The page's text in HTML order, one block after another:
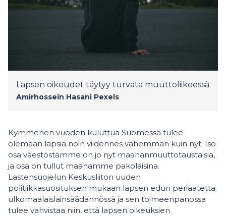
Lapsen oikeudet täytyy turvata muuttoliikeessä
Amirhossein Hasani Pexels
Kymmenen vuoden kuluttua Suomessa tulee
olemaan lapsia noin viidennes vähemmän kuin nyt. Iso
osa väestöstämme on jo nyt maahanmuuttotaustaisia,
ja osa on tullut maahamme pakolaisina.
Lastensuojelun Keskusliiton uuden
politiikkasuosituksen mukaan lapsen edun periaatetta
ulkomaalaislainsäädännössä ja sen toimeenpanossa
tulee vahvistaa niin, että lapsen oikeuksien